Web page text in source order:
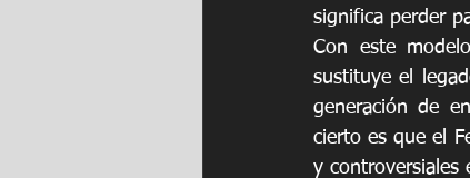
significa perder
Con este
sustituye el
generación de
cierto es que el
y controversiales